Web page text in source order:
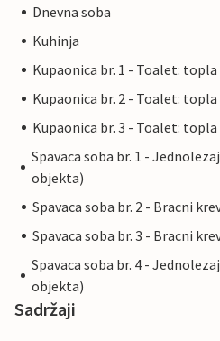
Dnevna soba
Kuhinja
Kupaonica br. 1 - Toalet: topla
Kupaonica br. 2 - Toalet: topla
Kupaonica br. 3 - Toalet: topla
Spavaca soba br. 1 -
objekta)
Spavaca soba br. 2 - Bracni
Spavaca soba br. 3 - Bracni
Spavaca soba br. 4 -
objekta)
Sadržaji